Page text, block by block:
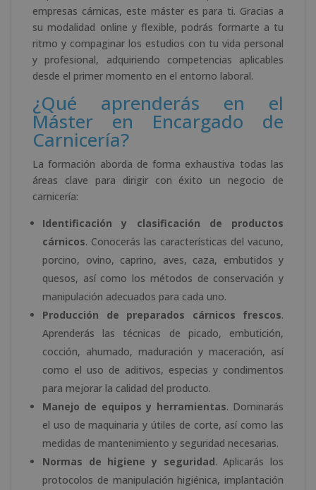
empresas cárnicas, este máster es para ti. Gracias a
su modalidad online y flexible, podrás formarte a tu
ritmo y compaginar los estudios con tu vida personal
y profesional, adquiriendo competencias aplicables
desde el primer momento en el entorno laboral.
¿Qué aprenderás en el
Máster en Encargado de
Carnicería?
La formación aborda de forma exhaustiva todas las
áreas clave para dirigir con éxito un negocio de
carnicería:
Identificación y clasificación de productos
cárnicos. Conocerás las características del vacuno,
porcino, ovino, caprino, aves, caza, embutidos y
quesos, así como los métodos de conservación y
manipulación adecuados para cada uno.
Producción de preparados cárnicos frescos.
Aprenderás las técnicas de picado, embutición,
cocción, ahumado, maduración y maceración, así
como el uso de aditivos, especias y condimentos
para mejorar la calidad del producto.
Manejo de equipos y herramientas. Dominarás
el uso de maquinaria y útiles de corte, así como las
medidas de mantenimiento y seguridad necesarias.
Normas de higiene y seguridad. Aplicarás los
protocolos de manipulación higiénica, implantación